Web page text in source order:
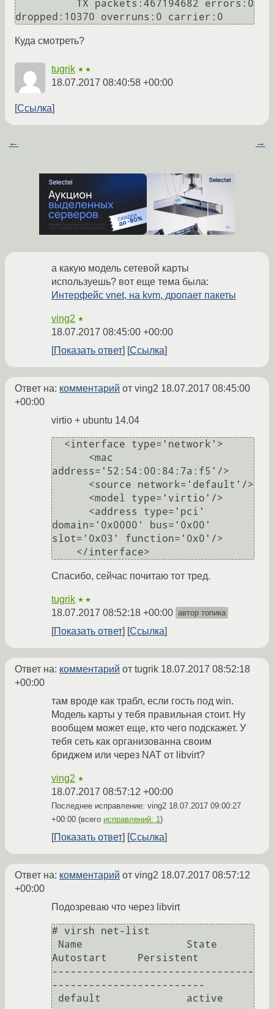
Куда смотреть?
tugrik ★★
18.07.2017 08:40:58 +00:00
Ссылка
← →
а какую модель сетевой карты
используешь? вот еще тема была:
Интерфейс vnet, на kvm, дропает пакеты
ving2 ★
18.07.2017 08:45:00 +00:00
Показать ответ
Ссылка
Ответ на: комментарий от ving2 18.07.2017 08:45:00
+00:00
virtio + ubuntu 14.04
address='52:54:00:84:7a:f5'/>
domain='0x0000' bus='0x00'
slot='0x03' function='0x0'/>
Спасибо, сейчас почитаю тот тред.
tugrik ★★
18.07.2017 08:52:18 +00:00 автор топика
Показать ответ Ссылка
Ответ на: комментарий от tugrik 18.07.2017 08:52:18
+00:00
там вроде как трабл, если гость под win.
Модель карты у тебя правильная стоит. Ну
вообщем может еще, кто чего подскажет. У
тебя сеть как организованна своим
бриджем или через NAT от libvirt?
ving2 ★
18.07.2017 08:57:12 +00:00
Последнее исправление: ving2 18.07.2017 09:00:27
+00:00 (всего исправлений: 1)
Показать ответ Ссылка
Ответ на: комментарий от ving2 18.07.2017 08:57:12
+00:00
Подозреваю что через libvirt
# virsh net-list
Autostart     Persistent
---------------------------------
-------------------------